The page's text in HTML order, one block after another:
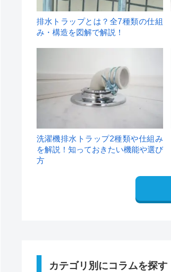
排水トラップとは？全7種類の仕組
み・構造を図解で解説！
洗濯機排水トラップ2種類や仕組み
を解説！知っておきたい機能や選び
方
カテゴリ別にコラムを探す